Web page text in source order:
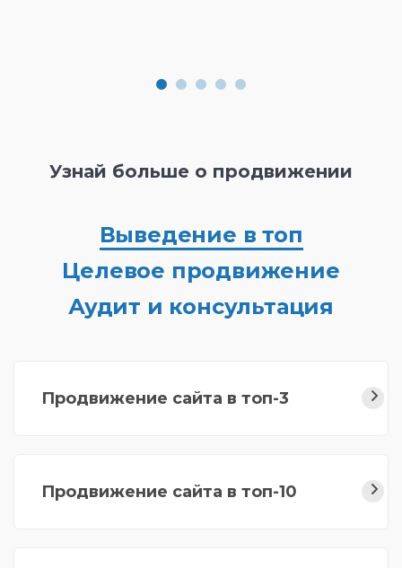
Узнай больше о продвижении
Выведение в топ
Целевое продвижение
Аудит и консультация
Продвижение сайта в топ-3
Продвижение сайта в топ-10